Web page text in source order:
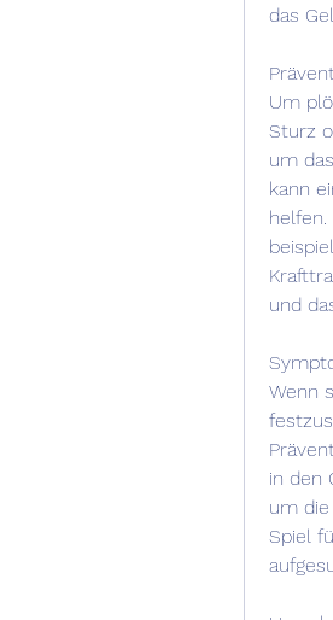
das
Um
Sturz
um
kann
und
Wenn
in den
um die
Spiel